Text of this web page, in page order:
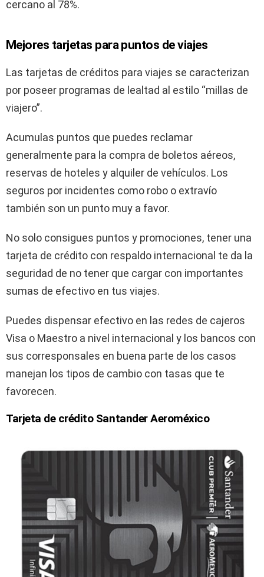
cercano al 78%.
Mejores tarjetas para puntos de viajes
Las tarjetas de créditos para viajes se caracterizan
por poseer programas de lealtad al estilo “millas de
viajero”.
Acumulas puntos que puedes reclamar
generalmente para la compra de boletos aéreos,
reservas de hoteles y alquiler de vehículos. Los
seguros por incidentes como robo o extravío
también son un punto muy a favor.
No solo consigues puntos y promociones, tener una
tarjeta de crédito con respaldo internacional te da la
seguridad de no tener que cargar con importantes
sumas de efectivo en tus viajes.
Puedes dispensar efectivo en las redes de cajeros
Visa o Maestro a nivel internacional y los bancos con
sus corresponsales en buena parte de los casos
manejan los tipos de cambio con tasas que te
favorecen.
Tarjeta de crédito Santander Aeroméxico